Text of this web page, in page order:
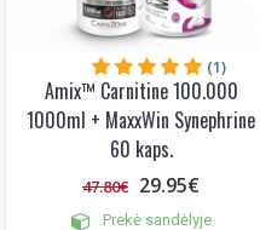
Amix™ Carnitine 100.000
1000ml + MaxxWin Synephrine
60 kaps.
(1)
47.80€ 29.95€
Prekė sandėlyje